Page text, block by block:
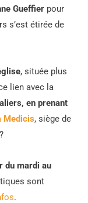
Gueffier pour
s’est étirée de
, située plus
lien avec la
en prenant
Medicis, siège de
du mardi au
sont
.